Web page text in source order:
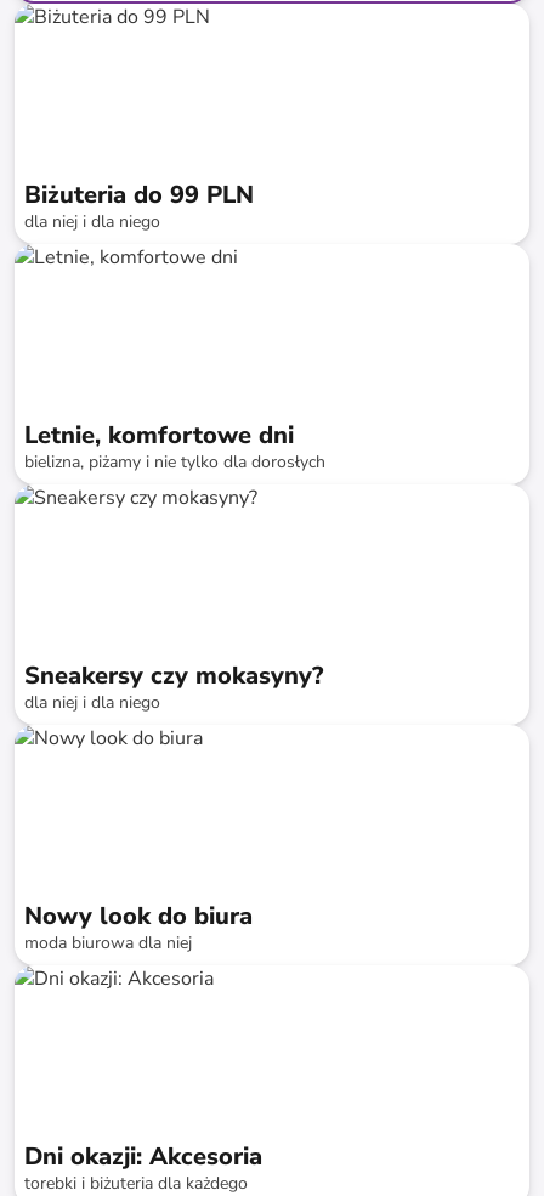
do-71%*
Biżuteria do 99 PLN
dla niej i dla niego
do-75%* SALE
Letnie, komfortowe dni
bielizna, piżamy i nie tylko dla dorosłych
do-72%*
Sneakersy czy mokasyny?
dla niej i dla niego
do-74%*
Nowy look do biura
moda biurowa dla niej
do -79%*
Dni okazji: Akcesoria
torebki i biżuteria dla każdego